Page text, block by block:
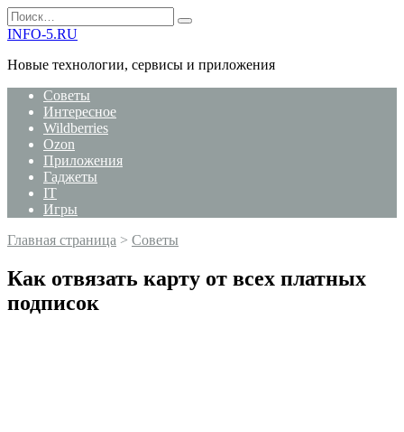
Перейти
к
Search
for:
INFO-5.RU
Новые технологии, сервисы и приложения
Советы
Интересное
Wildberries
Ozon
Приложения
Гаджеты
IT
Игры
Главная страница > Советы
Как отвязать карту от всех платных
подписок